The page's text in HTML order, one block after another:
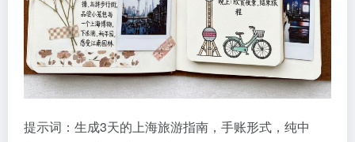
提示词：生成3天的上海旅游指南，手账形式，纯中